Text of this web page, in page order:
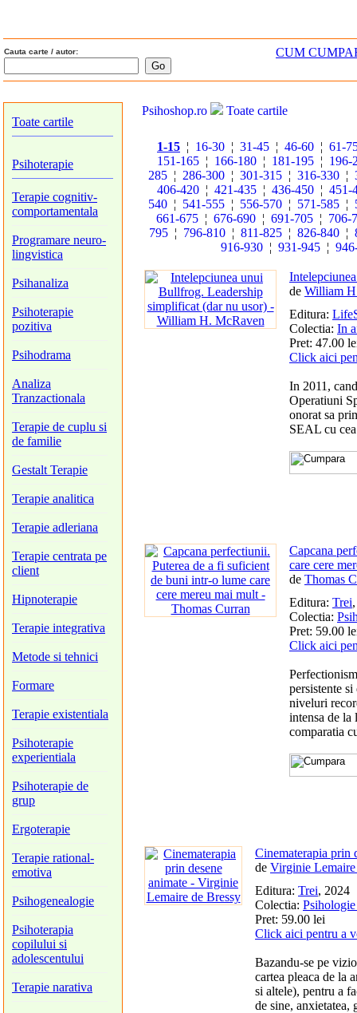
Cauta carte / autor: CUM
Toate cartile
Psihoterapie
Terapie cognitiv-
comportamentala
Programare neuro-
lingvistica
Psihanaliza
Psihoterapie
pozitiva
Psihodrama
Analiza
Tranzactionala
Terapie de cuplu si
de familie
Gestalt Terapie
Terapie analitica
Terapie adleriana
Terapie centrata pe
client
Hipnoterapie
Terapie integrativa
Metode si tehnici
Formare
Terapie existentiala
Psihoterapie
experientiala
Psihoterapie de
grup
Ergoterapie
Terapie rational-
emotiva
Psihogenealogie
Psihoterapia
copilului si
adolescentului
Terapie narativa
Psihoshop.ro Toate cartile
1-15 ¦ 16-30 ¦ 31-45 ¦ 46-60 ¦ 61-
151-165 ¦ 166-180 ¦ 181-195 ¦ 196-
285 ¦ 286-300 ¦ 301-315 ¦ 316-330 ¦
406-420 ¦ 421-435 ¦ 436-450 ¦ 451-
540 ¦ 541-555 ¦ 556-570 ¦ 571-585 ¦
661-675 ¦ 676-690 ¦ 691-705 ¦ 706-
795 ¦ 796-810 ¦ 811-825 ¦ 826-840 ¦
916-930 ¦ 931-945 ¦
de William
Editura:
Colectia: In
Pret: 47.00
Click aici
In 2011,
Operatiuni
onorat sa
SEAL cu
Capcana
care cere
de Thomas
Editura: Trei
Colectia:
Pret: 59.00
Click aici
persistente
niveluri
intensa de la
comparatia
Cinematerapia prin
de Virginie Lemaire
Editura: Trei, 2024
Colectia:
Pret: 59.00 lei
Click aici pentru a
Bazandu-se pe
cartea pleaca de la
si altele), pentru a
de sine, anxietatea,